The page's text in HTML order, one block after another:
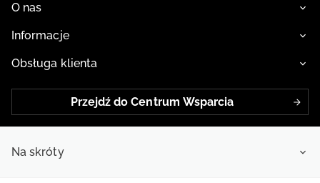
O nas
Informacje
Obsługa klienta
Przejdź do Centrum Wsparcia
Na skróty